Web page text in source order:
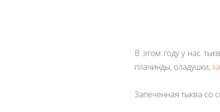
В этом году у нас
плачинды, оладушки,
Запечённая тыква со